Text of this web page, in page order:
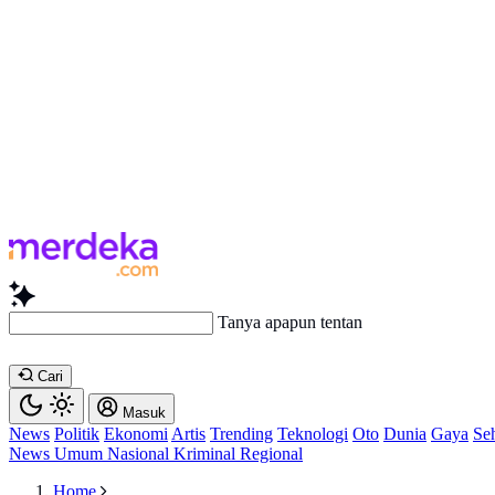
Tanya apapun tentang artikel ini...
Cari
Masuk
News Politik Ekonomi Artis Trending Teknologi Oto Dunia Gaya
News Umum Nasional Kriminal Regional
Home